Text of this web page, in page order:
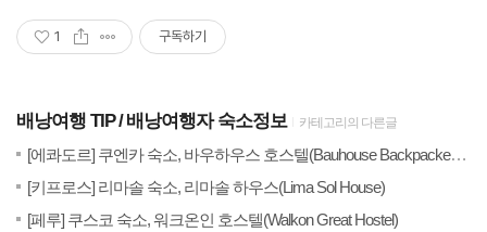
1 구독하기
배낭여행 TIP 배낭여행자 숙소정보 카테고리의 다른글
[에콰도르] 쿠엔카 숙소, 바우하우스 호스텔(Bauhouse Backpacker Hostel)
[키프로스] 리마솔 숙소, 리마솔 하우스(Lima Sol House)
[페루] 쿠스코 숙소, 워크온인 호스텔(Walkon Great Hostel)